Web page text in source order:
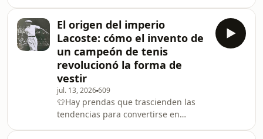
difíciles tierras del Medio O
cuando un hombre logró robar en un
pequeño ayuntamiento de Kopenick,
a las afueras de Berlín, gracias a que
iba vestido de capitán del ejército
prusiano. Se convirtió en uno de los
atracos más célebres y pícaros de la
historia, y le dedicaron innumerables
El origen del imperio
Lacoste: cómo el invento de
un campeón de tenis
revolucionó la forma de
vestir
jul. 13, 2026609
👕Hay prendas que trascienden las
tendencias para convertirse en